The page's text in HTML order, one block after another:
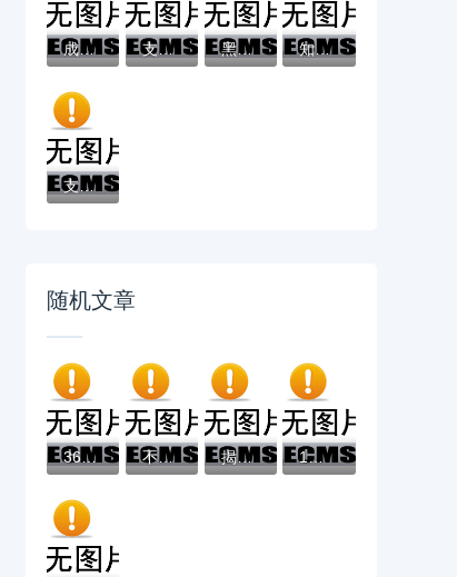
成黑户了哪里可以借钱急用啊，2025五大专属... 支付宝借钱平台哪个靠谱？实测这5款低息灵活... 黑户借款必下口子：2025推荐5个通过率100%的... 知乎推荐！借钱哪个平台靠谱？这5个低息正规...
支付宝借钱平台哪个好？实测推荐这3个靠谱低...
随机文章
360借款那个容易借？超详细测评+真实体验，... 不看征信的贷款平台的话，可以看看这7个哪些... 揭秘！不看征信也能下款的网贷平台，欠款多... 1到3千的秒借平台？看看这7个无视黑白100%秒...